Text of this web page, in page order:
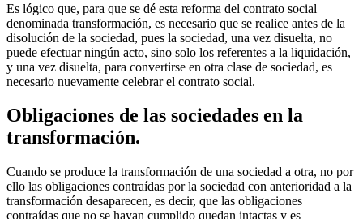
Es lógico que, para que se dé esta reforma del contrato social
denominada transformación, es necesario que se realice antes de la
disolución de la sociedad, pues la sociedad, una vez disuelta, no
puede efectuar ningún acto, sino solo los referentes a la liquidación,
y una vez disuelta, para convertirse en otra clase de sociedad, es
necesario nuevamente celebrar el contrato social.
Obligaciones de las sociedades en la
transformación.
Cuando se produce la transformación de una sociedad a otra, no por
ello las obligaciones contraídas por la sociedad con anterioridad a la
transformación desaparecen, es decir, que las obligaciones
contraídas que no se hayan cumplido quedan intactas y es